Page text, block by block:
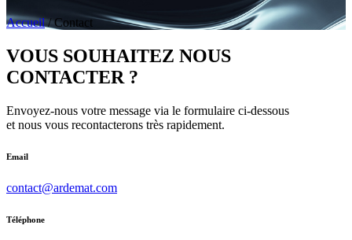
Accueil/Contact
VOUS SOUHAITEZ NOUS
CONTACTER ?
Envoyez-nous votre message via le formulaire ci-dessous
et nous vous recontacterons très rapidement.
Email
contact@ardemat.com
Téléphone